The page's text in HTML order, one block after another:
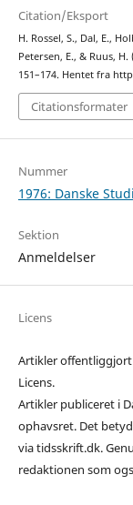
Citation/Eksport
H. Rossel, S., Dal, E.,
Petersen, E., & Ruus,
151–174. Hentet fra
Citationsformater
Nummer
1976: Danske
Sektion
Anmeldelser
Licens
Artikler offentliggjort
Licens.
Artikler publiceret i
ophavsret. Det
via tidsskrift.dk.
redaktionen som